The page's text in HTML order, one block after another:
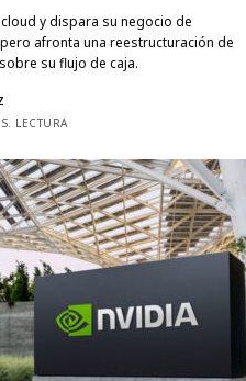
y dispara su negocio de
afronta una reestructuración de
su flujo de caja.
LECTURA